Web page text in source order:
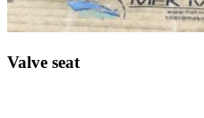
Valve seat